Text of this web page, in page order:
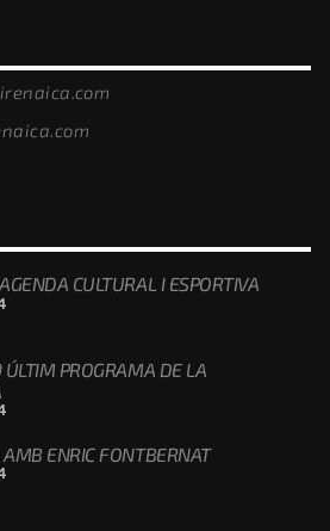
CULTURAL I ESPORTIVA
PROGRAMA DE LA
ENRIC FONTBERNAT